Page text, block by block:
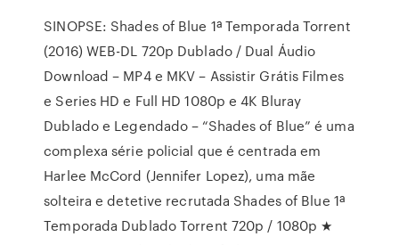
SINOPSE: Shades of Blue 1ª Temporada Torrent
(2016) WEB-DL 720p Dublado / Dual Áudio
Download – MP4 e MKV – Assistir Grátis Filmes
e Series HD e Full HD 1080p e 4K Bluray
Dublado e Legendado – “Shades of Blue” é uma
complexa série policial que é centrada em
Harlee McCord (Jennifer Lopez), uma mãe
solteira e detetive recrutada Shades of Blue 1ª
Temporada Dublado Torrent 720p / 1080p ★